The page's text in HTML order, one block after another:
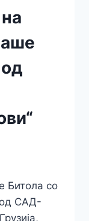
Битола со
од САД-